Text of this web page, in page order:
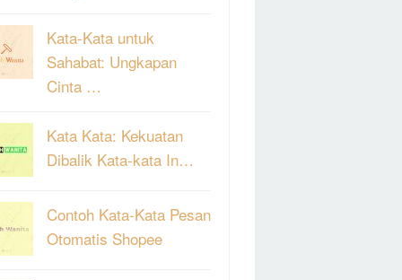
Kata-Kata untuk
Sahabat: Ungkapan
Cinta …
Kata Kata: Kekuatan
Dibalik Kata-kata In…
Contoh Kata-Kata Pesan
Otomatis Shopee